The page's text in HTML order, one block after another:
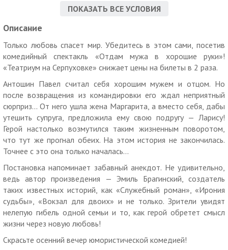
наличие свободных мест и цены на места по телефону.
В акции участвуют только те билеты, которые находятся в
кассе офиса театральной компании, уточнить конкретные
места можно только по телефону.
Как работает купон:
Действие купона распространяется на одного человека.
Вы можете взять не более 10 купонов по данной акции.
Скидка по купону не суммируется с другими скидками и
спецпредложениями.
Для получения скидки необходимо предъявить
неиспользованный ранее купон с уникальным номером на
экране телефона или в распечатанном виде.
Обязательна предварительная бронь билетов по телефону.
Время работы: пн-пт: с 13:00 до 20:00, сб: с 16:00 до
20:00, в дни воскресных антрепризных спектаклей: с 16:00
до 20:00.
ПОКАЗАТЬ ВСЕ УСЛОВИЯ
Описание
Только любовь спасет мир. Убедитесь в этом сами, посетив
комедийный спектакль «Отдам мужа в хорошие руки»!
«Театриум на Серпуховке» снижает цены на билеты в 2 раза.
Антошин Павел считал себя хорошим мужем и отцом. Но
после возвращения из командировки его ждал неприятный
сюрприз... От него ушла жена Маргарита, а вместо себя, дабы
утешить супруга, предложила ему свою подругу — Ларису!
Герой настолько возмутился таким жизненным поворотом,
что тут же прогнал обеих. На этом история не закончилась.
Точнее с это она только началась...
Постановка напоминает забавный анекдот. Не удивительно,
ведь автор произведения — Эмиль Брагинский, создатель
таких известных историй, как «Служебный роман», «Ирония
судьбы», «Вокзал для двоих» и не только. Зрители увидят
нелепую гибель одной семьи и то, как герой обретет смысл
жизни через новую любовь!
Скрасьте осенний вечер юмористической комедией!